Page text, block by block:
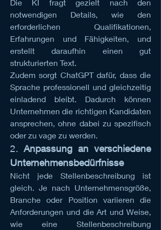
Die KI fragt gezielt nach den
notwendigen Details, wie den
erforderlichen Qualifikationen,
Erfahrungen und Fähigkeiten, und
erstellt daraufhin einen gut
strukturierten Text.
Zudem sorgt ChatGPT dafür, dass die
Sprache professionell und gleichzeitig
einladend bleibt. Dadurch können
Unternehmen die richtigen Kandidaten
ansprechen, ohne dabei zu spezifisch
oder zu vage zu werden.
2. Anpassung an verschiedene
Unternehmensbedürfnisse
Nicht jede Stellenbeschreibung ist
gleich. Je nach Unternehmensgröße,
Branche oder Position variieren die
Anforderungen und die Art und Weise,
wie eine Stellenbeschreibung